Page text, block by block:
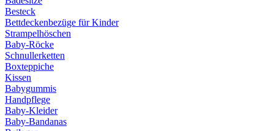
Besteck
Bettdeckenbezüge für Kinder
Strampelhöschen
Baby-Röcke
Schnullerketten
Boxteppiche
Kissen
Babygummis
Handpflege
Baby-Kleider
Baby-Bandanas